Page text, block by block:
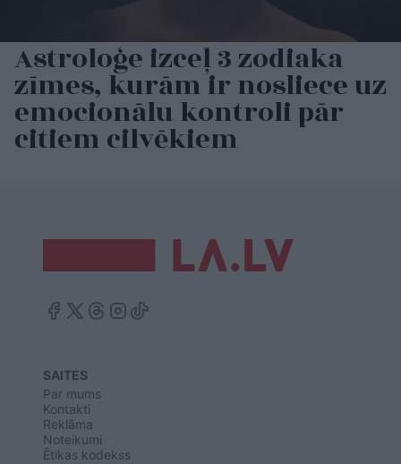
Astroloģe izceļ 3 zodiaka
zīmes, kurām ir nosliece uz
emocionālu kontroli pār
citiem cilvēkiem
SAITES
Par mums
Kontakti
Reklāma
Noteikumi
Ētikas kodekss